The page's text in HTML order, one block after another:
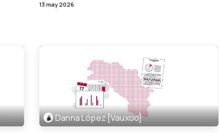
13 may 2026
Danna López [Vauxoo]